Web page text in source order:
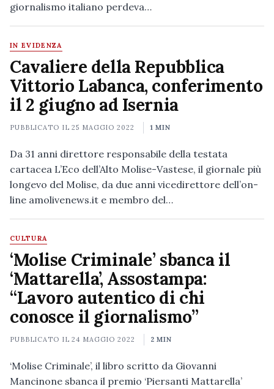
giornalismo italiano perdeva…
IN EVIDENZA
Cavaliere della Repubblica
Vittorio Labanca, conferimento
il 2 giugno ad Isernia
PUBBLICATO IL25 MAGGIO 2022 1 MIN
Da 31 anni direttore responsabile della testata
cartacea L’Eco dell’Alto Molise-Vastese, il giornale più
longevo del Molise, da due anni vicedirettore dell’on-
line amolivenews.it e membro del…
CULTURA
‘Molise Criminale’ sbanca il
‘Mattarella’, Assostampa:
“Lavoro autentico di chi
conosce il giornalismo”
PUBBLICATO IL24 MAGGIO 2022 2 MIN
‘Molise Criminale’, il libro scritto da Giovanni
Mancinone sbanca il premio ‘Piersanti Mattarella’